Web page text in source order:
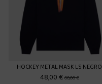
HOCKEY METAL MASK LS NEGRO
48,00 €60,00 €